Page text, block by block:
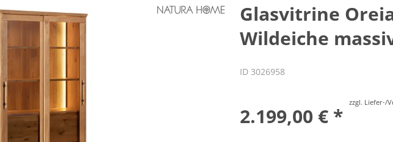
Glasvitrine
Wildeiche
ID 3026958
2.199,00 € *
zzgl. Liefer-/